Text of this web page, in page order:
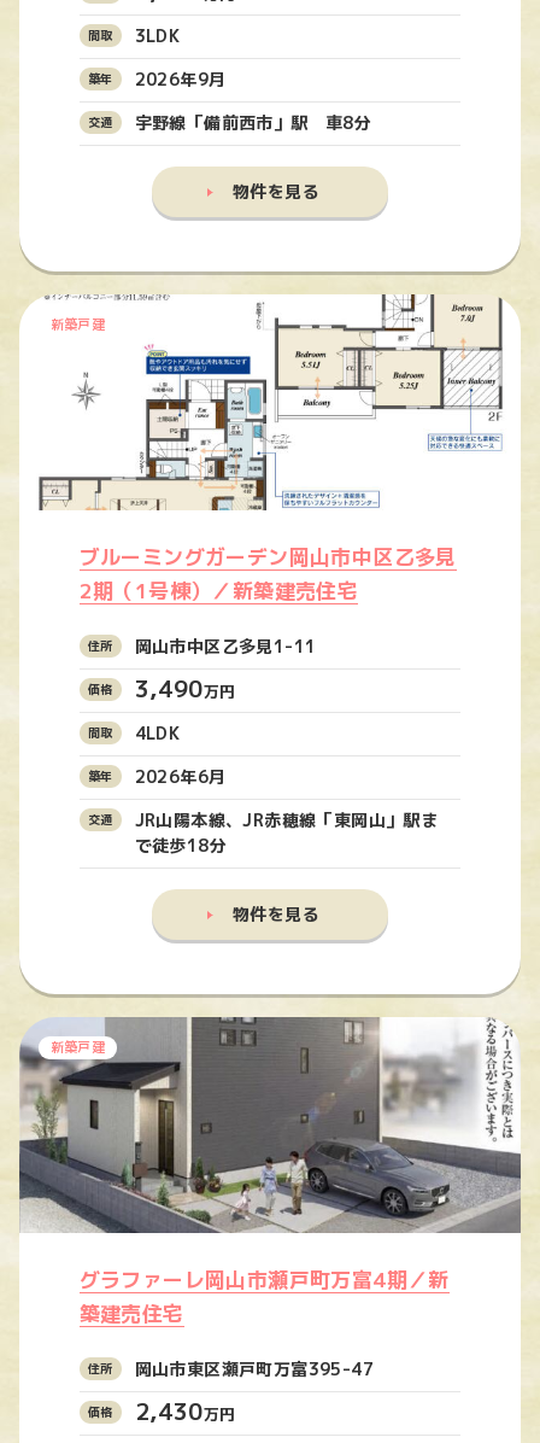
3LDK
2026年9月
宇野線「備前西市」駅 車8分
物件を見る
新築戸建
ブルーミングガーデン岡山市中区乙多見
2期（1号棟）／新築建売住宅
岡山市中区乙多見1-11
3,490万円
4LDK
2026年6月
JR山陽本線、JR赤穂線「東岡山」駅ま
で徒歩18分
物件を見る
新築戸建
グラファーレ岡山市瀬戸町万富4期／新
築建売住宅
岡山市東区瀬戸町万富395-47
2,430万円